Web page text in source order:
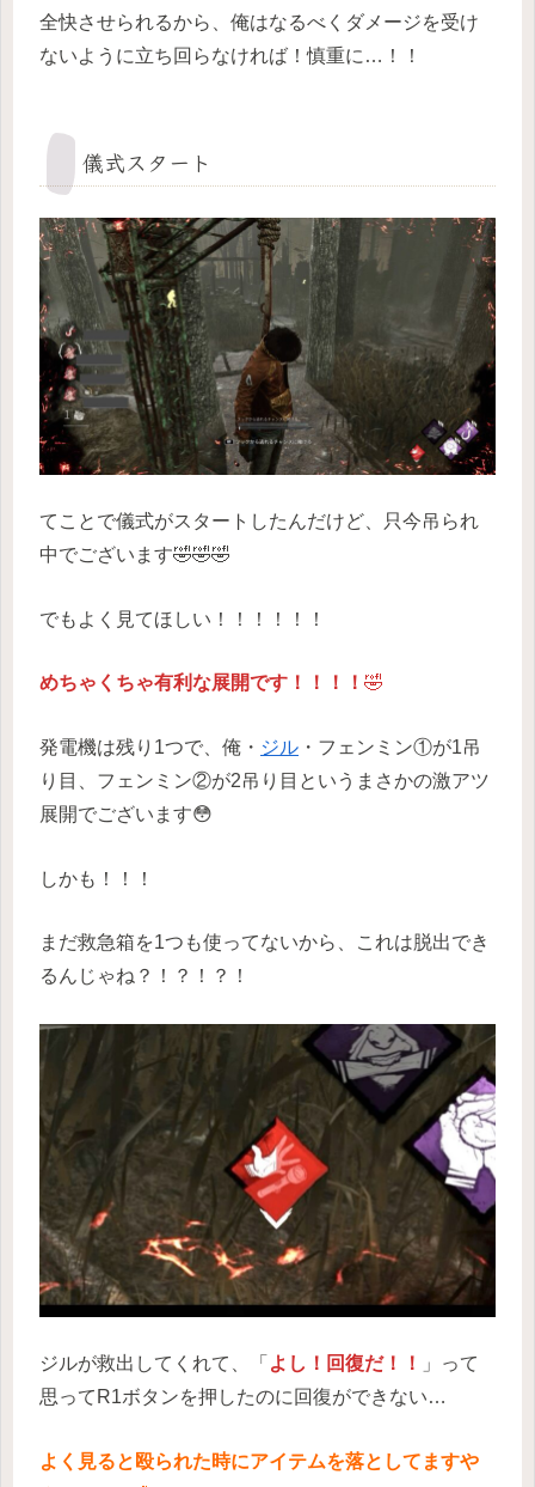
全快させられるから、俺はなるべくダメージを受け
ないように立ち回らなければ！慎重に…！！
儀式スタート
てことで儀式がスタートしたんだけど、只今吊られ
中でございます🤣🤣🤣
でもよく見てほしい！！！！！！
めちゃくちゃ有利な展開です！！！！ 🤣
発電機は残り1つで、俺・ ジル ・フェンミン①が1吊
り目、フェンミン②が2吊り目というまさかの激アツ
展開でございます😳
しかも！！！
まだ救急箱を1つも使ってないから、これは脱出でき
るんじゃね？！？！？！
ジルが救出してくれて、「 よし！回復だ！！
」って
思ってR1ボタンを押したのに回復ができない…
よく見ると殴られた時にアイテムを落としてますや